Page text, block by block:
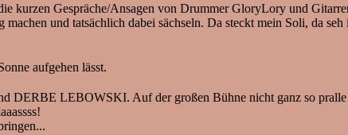
kurzen Gespräche/Ansagen von Drummer GloryLory und
und tatsächlich dabei sächseln. Da steckt mein Soli, da seh
aufgehen lässt.
DERBE LEBOWSKI. Auf der großen Bühne nicht ganz so